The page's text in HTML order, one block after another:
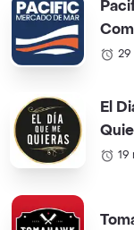
29
El
19